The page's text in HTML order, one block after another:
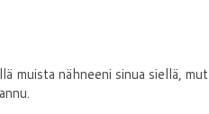
muista nähneeni sinua siellä, mut